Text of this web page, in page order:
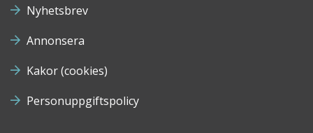
Nyhetsbrev
Annonsera
Kakor (cookies)
Personuppgiftspolicy